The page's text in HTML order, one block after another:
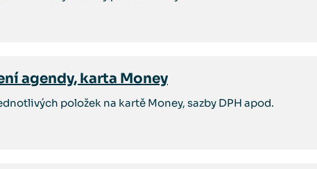
agendy, karta Money
položek na kartě Money, sazby DPH apod.